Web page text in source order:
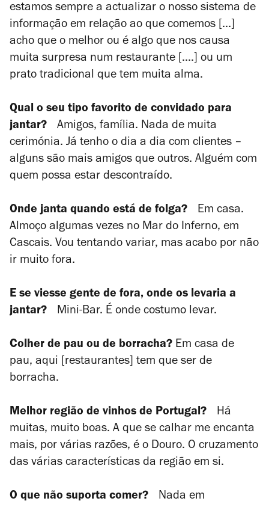
estamos sempre a actualizar o nosso sistema de
informação em relação ao que comemos [...]
acho que o melhor ou é algo que nos causa
muita surpresa num restaurante [....] ou um
prato tradicional que tem muita alma.
Qual o seu tipo favorito de convidado para
jantar?
Amigos, família. Nada de muita
cerimónia. Já tenho o dia a dia com clientes –
alguns são mais amigos que outros. Alguém com
quem possa estar descontraído.
Onde janta quando está de folga?
Em casa.
Almoço algumas vezes no Mar do Inferno, em
Cascais. Vou tentando variar, mas acabo por não
ir muito fora.
E se viesse gente de fora, onde os levaria a
jantar?
Mini-Bar. É onde costumo levar.
Colher de pau ou de borracha? Em casa de
pau, aqui [restaurantes] tem que ser de
borracha.
Melhor região de vinhos de Portugal?
Há
muitas, muito boas. A que se calhar me encanta
mais, por várias razões, é o Douro. O cruzamento
das várias características da região em si.
O que não suporta comer?
Nada em